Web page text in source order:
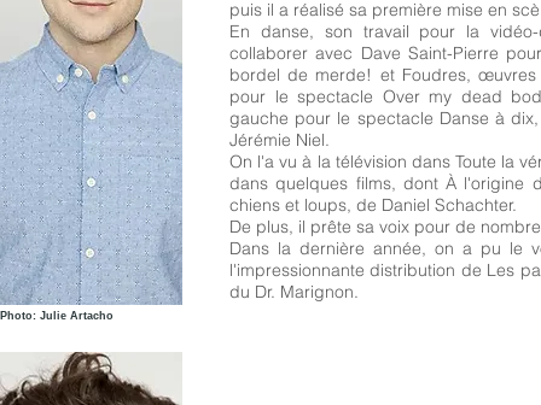
puis il a réalisé sa première mise en
En danse, son travail pour la
collaborer avec Dave Saint-Pierre
bordel de merde! et Foudres,
pour le spectacle Over my dead
gauche pour le spectacle Danse à
Jérémie Niel.
On l'a vu à la télévision dans Toute la
dans quelques films, dont À l'origine
chiens et loups, de Daniel Schachter.
De plus, il prête sa voix pour de
Dans la dernière année, on a pu le
l'impressionnante distribution de Les
du Dr. Marignon.
Photo: Julie Artacho